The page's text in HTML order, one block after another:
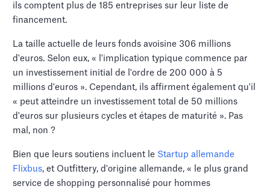
ils comptent plus de 185 entreprises sur leur liste de
financement.
La taille actuelle de leurs fonds avoisine 306 millions
d'euros. Selon eux, « l'implication typique commence par
un investissement initial de l'ordre de 200 000 à 5
millions d'euros ». Cependant, ils affirment également qu'il
« peut atteindre un investissement total de 50 millions
d'euros sur plusieurs cycles et étapes de maturité ». Pas
mal, non ?
Bien que leurs soutiens incluent le Startup allemande
Flixbus, et Outfittery, d'origine allemande, « le plus grand
service de shopping personnalisé pour hommes